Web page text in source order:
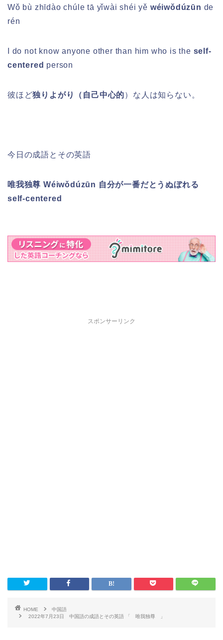
Wǒ bù zhīdào chúle tā yǐwài shéi yě wéiwǒdúzūn de
rén
I do not know anyone other than him who is the self-
centered person
彼ほど独りよがり（自己中心的）な人は知らない。
今日の成語とその英語
唯我独尊 Wéiwǒdúzūn 自分が一番だとうぬぼれる
self-centered
スポンサーリンク
HOME
中国語
2022年7月23日 中国語の成語とその英語 「 唯我独尊 」